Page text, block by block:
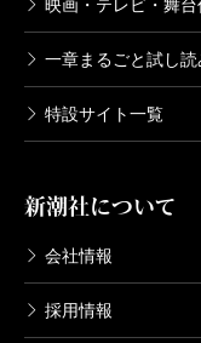
映画・テレビ・舞台
一章まるごと試し
特設サイト一覧
新潮社について
会社情報
採用情報